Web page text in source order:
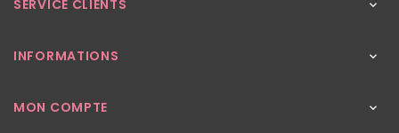
SERVICE CLIENTS 
INFORMATIONS 
MON COMPTE 